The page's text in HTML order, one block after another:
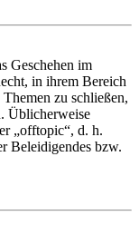
Geschehen im
in ihrem Bereich
zu schließen,
Üblicherweise
„offtopic“, d. h.
Beleidigendes bzw.